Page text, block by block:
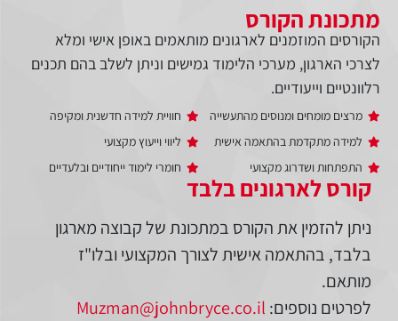
קורס לארגונים בלבד
ניתן להזמין את הקורס במתכונת של קבוצה מארגון
בלבד, בהתאמה אישית לצורך המקצועי ובלו"ז
מותאם.
לפרטים נוספים: Muzman@johnbryce.co.il
מתכונת הקורס
הקורסים המוזמנים לארגונים מותאמים באופן אישי ומלא
לצרכי הארגון, מערכי הלימוד גמישים וניתן לשלב בהם תכנים
רלוונטיים וייעודיים.
מרצים מומחים ומנוסים מהתעשייה
למידה מתקדמת בהתאמה אישית
התפתחות ושדרוג מקצועי
חוויית למידה חדשנית ומקיפה
ליווי וייעוץ מקצועי
חומרי לימוד ייחודיים ובלעדיים